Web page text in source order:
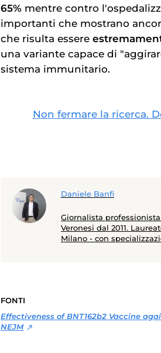
65% mentre contro
importanti che mostrano
che risulta essere
una variante capace di
sistema immunitario.
Non fermare la ricerca.
Daniele Banfi
Giornalista
Veronesi dal 2011.
Milano - con
virus dell’epatite C, la
chirurgia endovascolare
FONTI
Effectiveness of BNT162b2 Vaccine
NEJM